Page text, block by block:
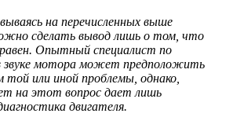
на перечисленных выше
сделать вывод лишь о том, что
Опытный специалист по
звуке мотора может предположить
той или иной проблемы, однако,
на этот вопрос дает лишь
двигателя.